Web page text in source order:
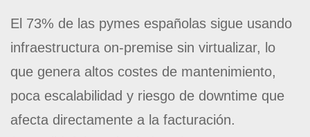
El 73% de las pymes españolas sigue usando
infraestructura on-premise sin virtualizar, lo
que genera altos costes de mantenimiento,
poca escalabilidad y riesgo de downtime que
afecta directamente a la facturación.